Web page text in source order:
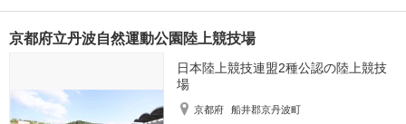
京都府立丹波自然運動公園陸上競技場
日本陸上競技連盟2種公認の陸上競技
場
京都府 船井郡京丹波町